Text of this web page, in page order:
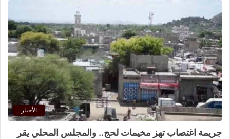
الأخبار
جريمة اغتصاب تهز مخيمات لحج.. والمجلس المحلي يقر